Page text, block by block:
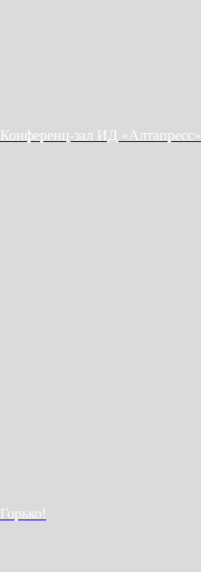
Конференц-зал ИД «Алтапресс»
Горько!